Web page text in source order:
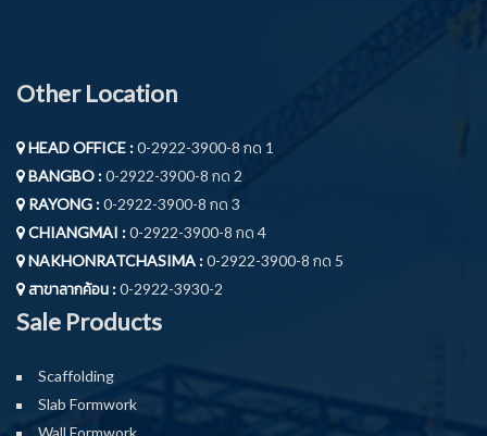
Other Location
HEAD OFFICE :0-2922-3900-8 กด 1
BANGBO :0-2922-3900-8 กด 2
RAYONG :0-2922-3900-8 กด 3
CHIANGMAI :0-2922-3900-8 กด 4
NAKHONRATCHASIMA :0-2922-3900-8 กด 5
สาขาลากค้อน :0-2922-3930-2
Sale Products
Scaffolding
Slab Formwork
Wall Formwork